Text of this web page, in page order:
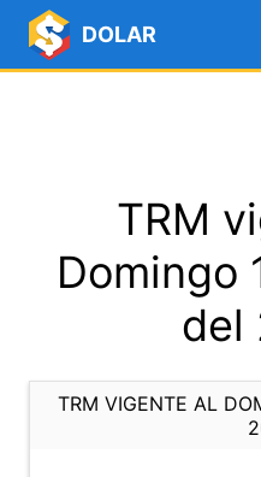
DOLAR
TRM
Domingo
del
TRM VIGENTE AL